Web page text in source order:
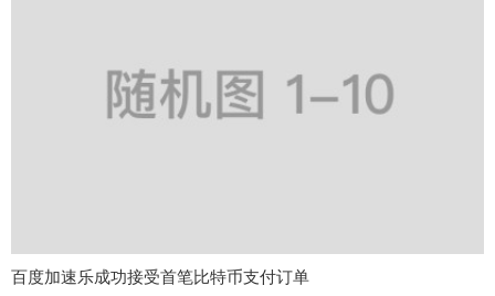
百度加速乐成功接受首笔比特币支付订单